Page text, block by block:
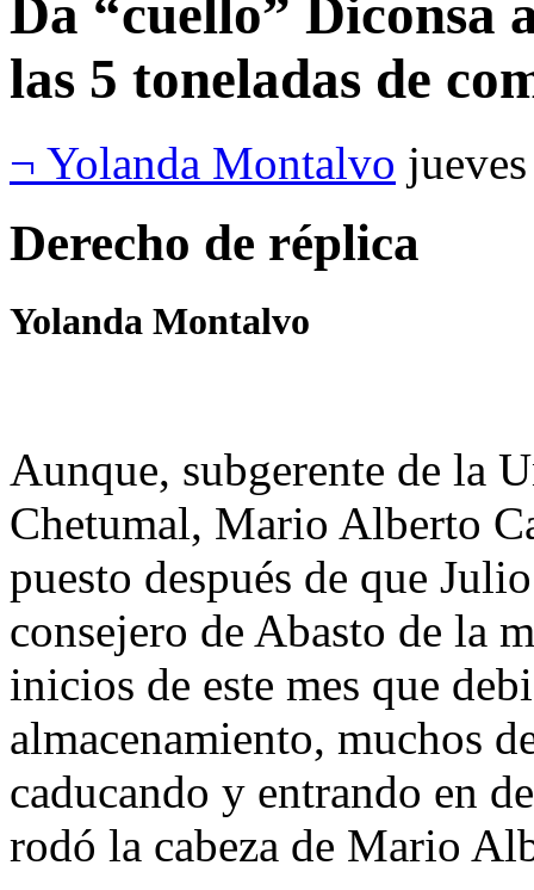
Da “cuello” Diconsa
las 5 toneladas de
¬ Yolanda Montalvo
Derecho de réplica
Yolanda Montalvo
Aunque, subgerente de la
Chetumal, Mario Alberto
puesto después de que
consejero de Abasto de la
inicios de este mes que
almacenamiento, muchos
caducando y entrando en
rodó la cabeza de Mario